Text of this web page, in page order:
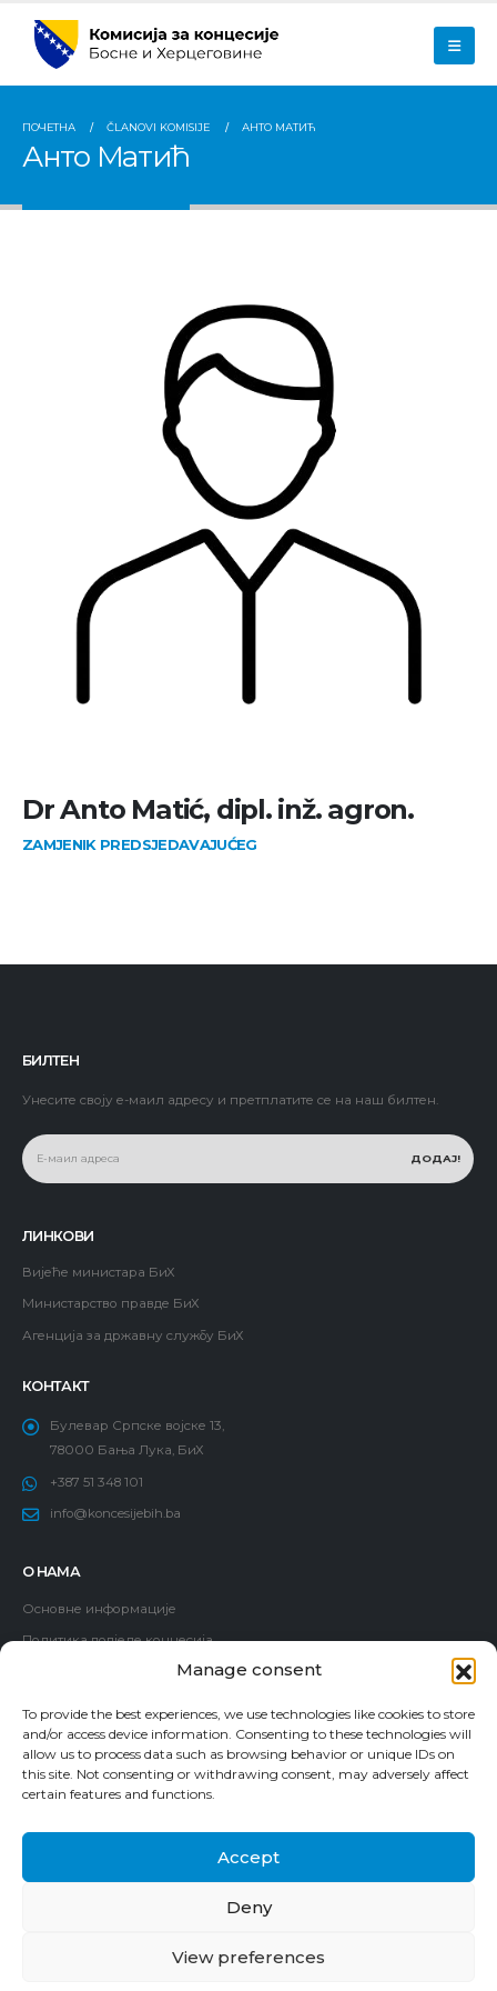
Manage consent
To provide the best experiences, we use technologies like cookies to store
and/or access device information. Consenting to these technologies will
allow us to process data such as browsing behavior or unique IDs on
this site. Not consenting or withdrawing consent, may adversely affect
certain features and functions.
Accept
Deny
View preferences
ПОЧЕТНА ČLANOVI KOMISIJE АНТО МАТИЋ
Анто Матић
Dr Anto Matić, dipl. inž. agron.
ZAMJENIK PREDSJEDAVAJUĆEG
БИЛТЕН
Унесите своју е-маил адресу и претплатите се на наш билтен.
ЛИНКОВИ
Вијеће министара БиХ
Министарство правде БиХ
Агенција за државну службу БиХ
КОНТАКТ
Булевар Српске војске 13,
78000 Бања Лука, БиХ
+387 51 348 101
info@koncesijebih.ba
О НАМА
Основне информације
Политика додјеле концесија
Водич за приступ информацијама
Пријава корупције
© 2024. Комисија за концесије Босне и Херцеговине. Сва права